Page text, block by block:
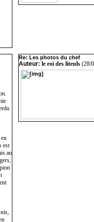
est
au
Re: Les photos du chef
Auteur: le roi des liteuls (28/